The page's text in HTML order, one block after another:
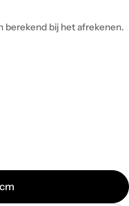
berekend bij het afrekenen.